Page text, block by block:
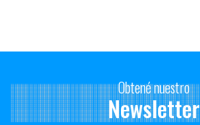
Obtené nuestro
Newsletter